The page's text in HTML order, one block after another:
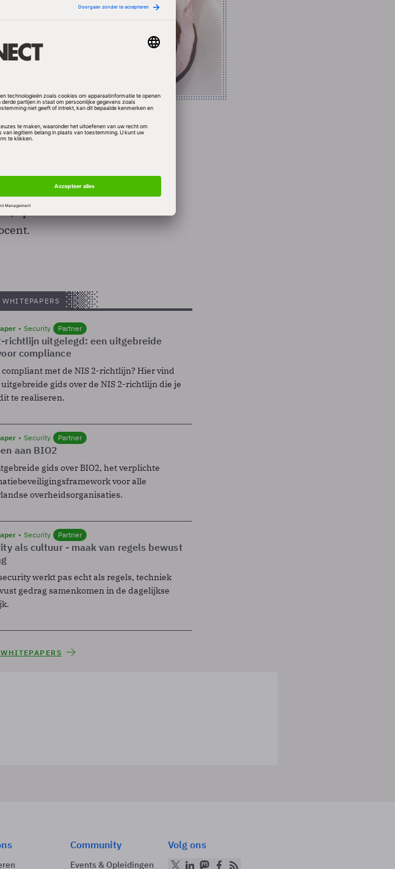
en 2010 bijgesteld. Dit jaar
op 15,2 procent
procent. En de prognose
procent. In 2011 en 2012
WHITEPAPERS
Security Partner
richtlijn uitgelegd: een uitgebreide
compliance
compliant met de NIS 2-richtlijn? Hier vind
uitgebreide gids over de NIS 2-richtlijn die je
te realiseren.
Security Partner
aan BIO2
gids over BIO2, het verplichte
voor alle
overheidsorganisaties.
Security Partner
als cultuur - maak van regels bewust
werkt pas echt als regels, techniek
gedrag samenkomen in de dagelijkse
Community
Events & Opleidingen
Volg ons